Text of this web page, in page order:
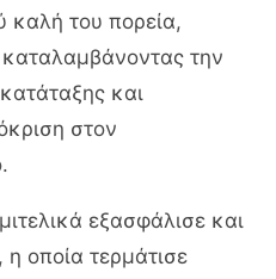
καλή του πορεία,
την
και
στον
εξασφάλισε και
, η οποία τερμάτισε